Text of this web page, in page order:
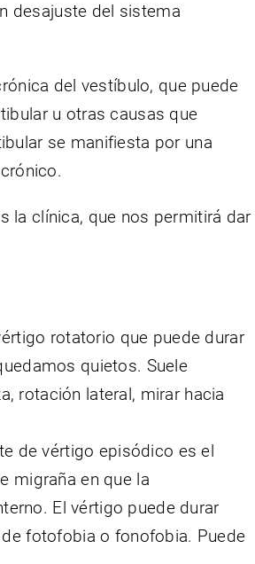
desajuste del sistema
del vestíbulo, que puede
u otras causas que
se manifiesta por una
la clínica, que nos permitirá dar
rotatorio que puede durar
quietos. Suele
rotación lateral, mirar hacia
de vértigo episódico es el
migraña en que la
El vértigo puede durar
fotofobia o fonofobia. Puede